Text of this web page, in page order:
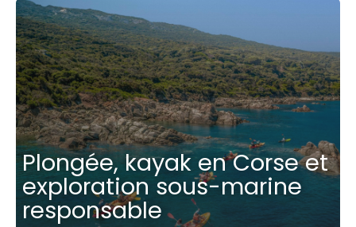
Plongée, kayak en Corse et
exploration sous-marine
responsable